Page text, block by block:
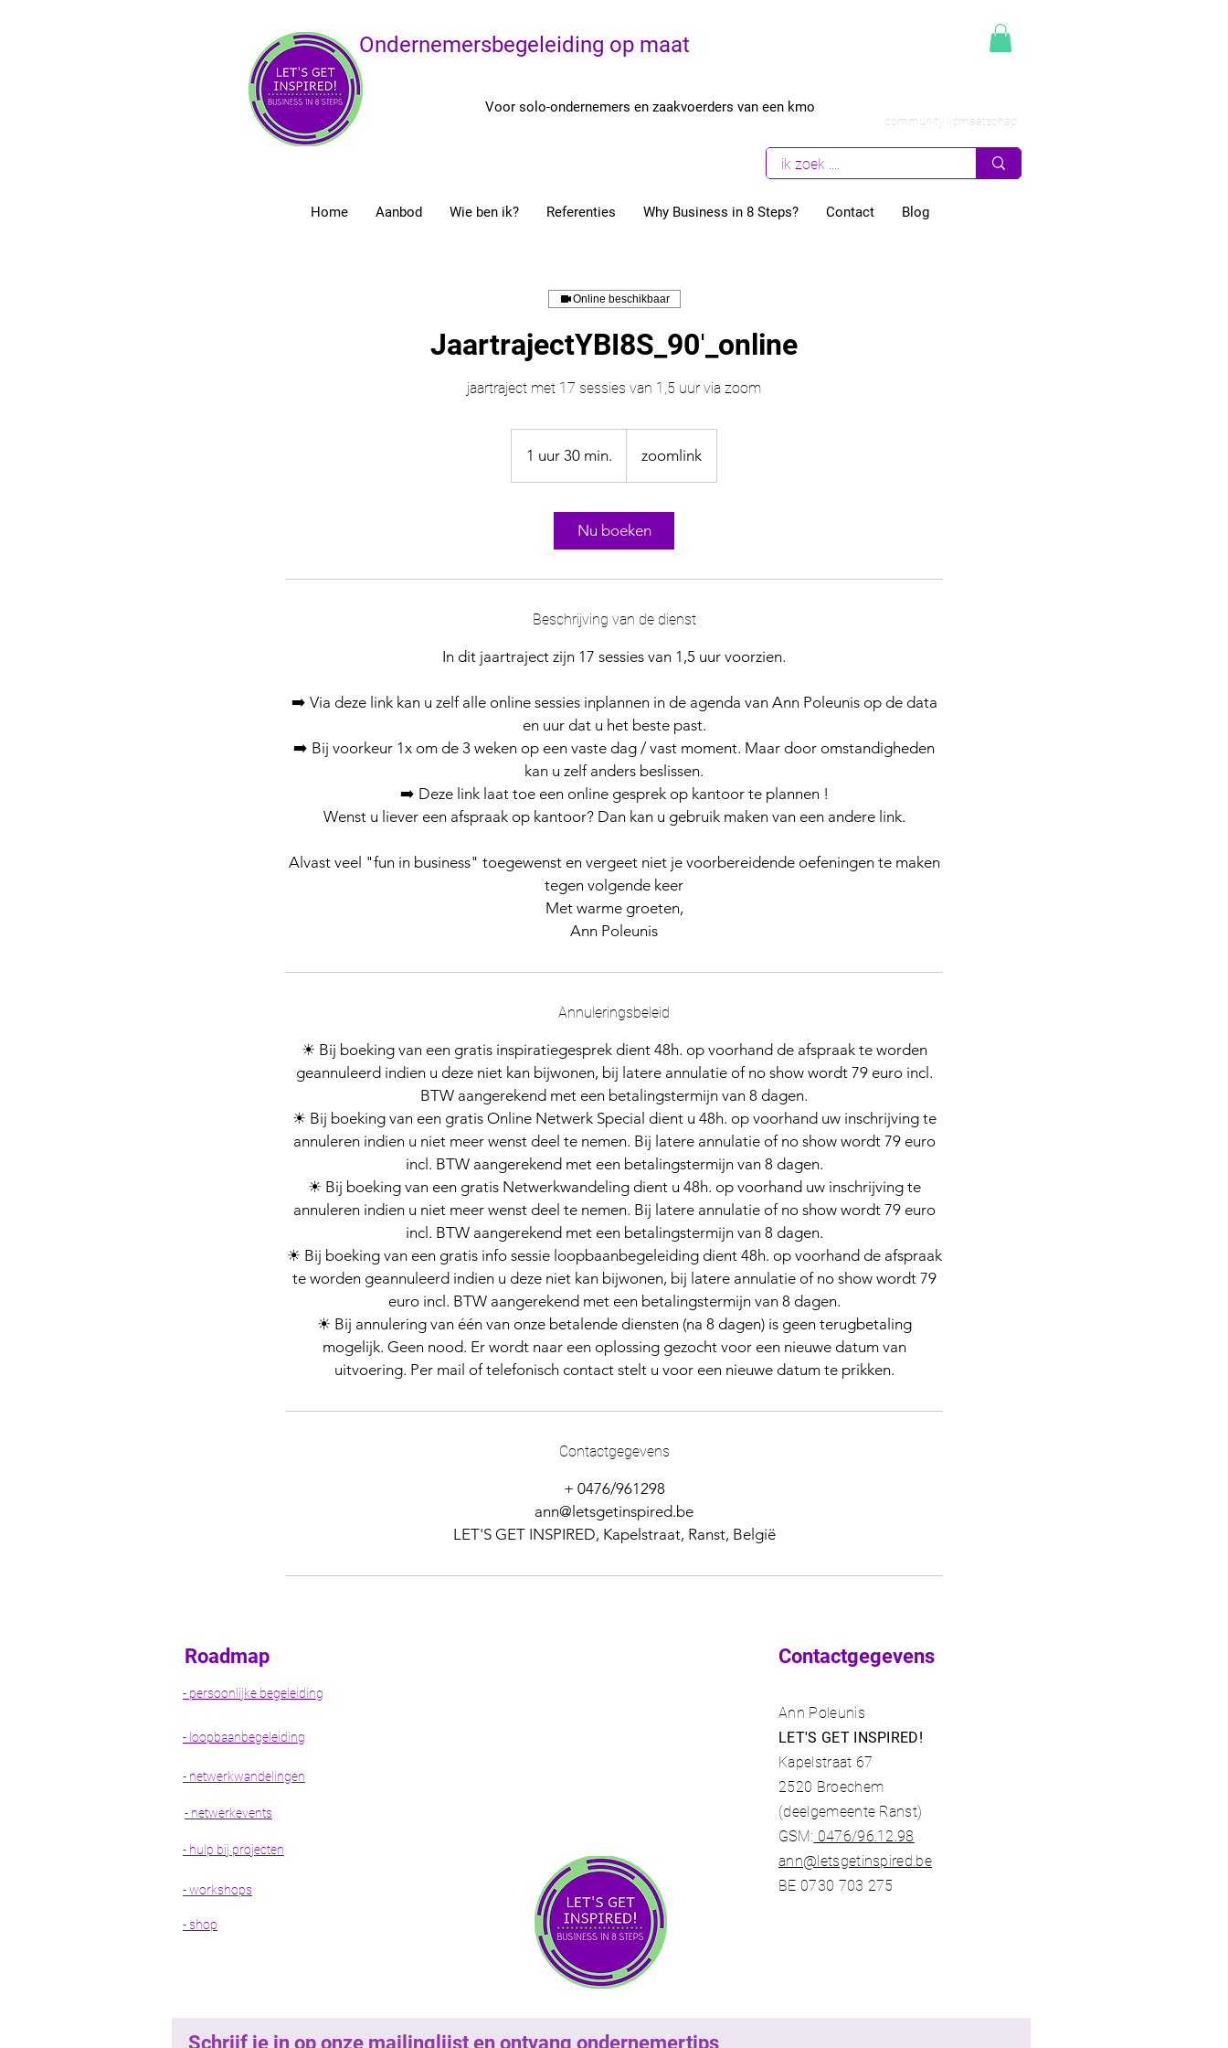
Ondernemersbegeleiding op maat
community lidmaatschap
Voor solo-ondernemers en zaakvoerders van een kmo
Home Aanbod Wie ben ik? Referenties Why Business in 8 Steps? Contact Blog
Online beschikbaar
JaartrajectYBI8S_90′_online
jaartraject met 17 sessies van 1,5 uur via zoom
1 uur 30 min.
u
3
0
n
zoomlink
Nu boeken
Beschrijving van de dienst
In dit jaartraject zijn 17 sessies van 1,5 uur voorzien.
➡️ Via deze link kan u zelf alle online sessies inplannen in de agenda van Ann Poleunis op de data
en uur dat u het beste past.
➡️ Bij voorkeur 1x om de 3 weken op een vaste dag / vast moment. Maar door omstandigheden
kan u zelf anders beslissen.
➡️ Deze link laat toe een online gesprek op kantoor te plannen !
Wenst u liever een afspraak op kantoor? Dan kan u gebruik maken van een andere link.
Alvast veel "fun in business" toegewenst en vergeet niet je voorbereidende oefeningen te maken
tegen volgende keer
Met warme groeten,
Ann Poleunis
Annuleringsbeleid
☀ Bij boeking van een gratis inspiratiegesprek dient 48h. op voorhand de afspraak te worden
geannuleerd indien u deze niet kan bijwonen, bij latere annulatie of no show wordt 79 euro incl.
BTW aangerekend met een betalingstermijn van 8 dagen.
☀ Bij boeking van een gratis Online Netwerk Special dient u 48h. op voorhand uw inschrijving te
annuleren indien u niet meer wenst deel te nemen. Bij latere annulatie of no show wordt 79 euro
incl. BTW aangerekend met een betalingstermijn van 8 dagen.
☀ Bij boeking van een gratis Netwerkwandeling dient u 48h. op voorhand uw inschrijving te
annuleren indien u niet meer wenst deel te nemen. Bij latere annulatie of no show wordt 79 euro
incl. BTW aangerekend met een betalingstermijn van 8 dagen.
☀ Bij boeking van een gratis info sessie loopbaanbegeleiding dient 48h. op voorhand de afspraak
te worden geannuleerd indien u deze niet kan bijwonen, bij latere annulatie of no show wordt 79
euro incl. BTW aangerekend met een betalingstermijn van 8 dagen.
☀ Bij annulering van één van onze betalende diensten (na 8 dagen) is geen terugbetaling
mogelijk. Geen nood. Er wordt naar een oplossing gezocht voor een nieuwe datum van
Contactgegevens
+ 0476/961298
ann@letsgetinspired.be
LET'S GET INSPIRED, Kapelstraat, Ranst, België
Roadmap Contactgegevens
- persoonlijke begeleiding
- loopbaanbegeleiding
- netwerkwandelingen
- netwerkevents
- hulp bij projecten
- workshops
- shop
Ann Poleunis
LET'S GET INSPIRED!
Kapelstraat 67
2520 Broechem
(deelgemeente Ranst)​
GSM: 0476/96.12.98​
ann@letsgetinspired.be
BE 0730 703 275
Schrijf je in op onze mailinglijst en ontvang ondernemertips